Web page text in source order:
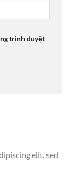
trình duyệt
elit, sed